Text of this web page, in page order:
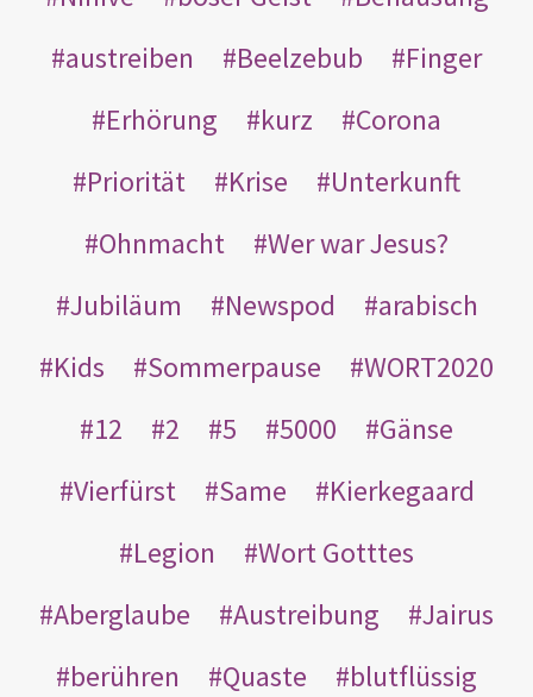
austreiben
Beelzebub
Finger
Erhörung
kurz
Corona
Priorität
Krise
Unterkunft
Ohnmacht
Wer war Jesus?
Jubiläum
Newspod
arabisch
Kids
Sommerpause
WORT2020
12
2 5 5000
Gänse
Vierfürst
Same
Kierkegaard
Legion
Wort Gotttes
Aberglaube
Austreibung
Jairus
berühren
Quaste
blutflüssig